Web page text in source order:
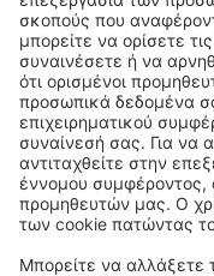
Copyright © eSky.gr. Με